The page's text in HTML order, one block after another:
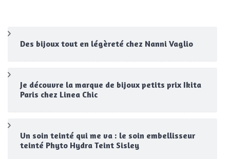
Des bijoux tout en légèreté chez Nanni Vaglio
Je découvre la marque de bijoux petits prix Ikita
Paris chez Linea Chic
Un soin teinté qui me va : le soin embellisseur
teinté Phyto Hydra Teint Sisley